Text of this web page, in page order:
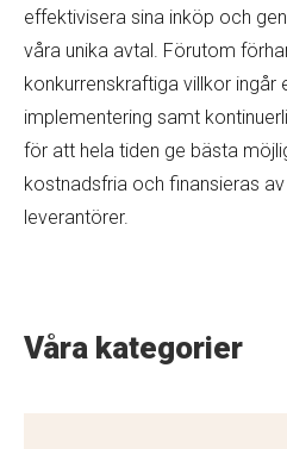
effektivisera sina inköp och
våra unika avtal. Förutom
konkurrenskraftiga villkor ingår
implementering samt
för att hela tiden ge bästa
kostnadsfria och finansieras
leverantörer.
Våra kategorier